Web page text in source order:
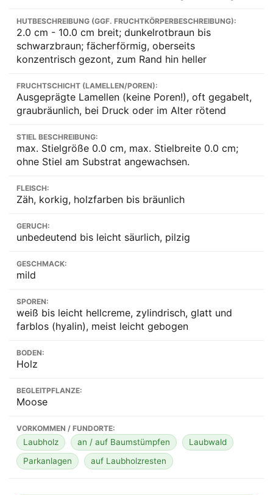
HUTBESCHREIBUNG (GGF. FRUCHTKÖRPERBESCHREIBUNG):
2.0 cm - 10.0 cm breit; dunkelrotbraun bis
schwarzbraun; fächerförmig, oberseits
konzentrisch gezont, zum Rand hin heller
FRUCHTSCHICHT (LAMELLEN/POREN):
Ausgeprägte Lamellen (keine Poren!), oft gegabelt,
graubräunlich, bei Druck oder im Alter rötend
STIEL BESCHREIBUNG:
max. Stielgröße 0.0 cm, max. Stielbreite 0.0 cm;
ohne Stiel am Substrat angewachsen.
FLEISCH:
Zäh, korkig, holzfarben bis bräunlich
GERUCH:
unbedeutend bis leicht säurlich, pilzig
GESCHMACK:
mild
SPOREN:
weiß bis leicht hellcreme, zylindrisch, glatt und
farblos (hyalin), meist leicht gebogen
BODEN:
Holz
BEGLEITPFLANZE:
Moose
VORKOMMEN / FUNDORTE:
Laubholz an / auf Baumstümpfen
Laubwald
Parkanlagen
auf Laubholzresten